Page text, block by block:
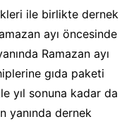
ile birlikte dernek
ayı öncesinde
Ramazan ayı
gıda paketi
yıl sonuna kadar da
yanında dernek